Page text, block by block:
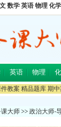
数学 英语 物理 化学
英语 物理
教案 精品题库 期
大师 >> 政治大师-